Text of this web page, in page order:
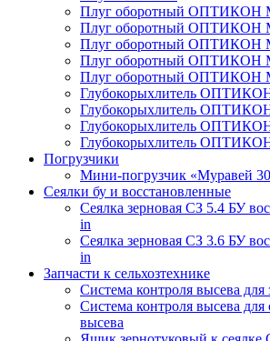
Плуг оборотный ОПТИКОН
Плуг оборотный ОПТИКОН
Плуг оборотный ОПТИКОН
Плуг оборотный ОПТИКОН
Плуг оборотный ОПТИКОН
Глубокорыхлитель
Глубокорыхлитель
Глубокорыхлитель
Глубокорыхлитель
Погрузчики
Мини-погрузчик «Муравей
Сеялки бу и восстановленные
Сеялка зерновая СЗ 5.4 БУ
in
Сеялка зерновая СЗ 3.6 БУ
in
Запчасти к сельхозтехнике
Система контроля высева для
Система контроля высева для
высева